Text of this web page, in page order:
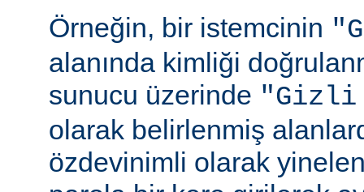
Örneğin, bir istemcinin
alanında kimliği
sunucu üzerinde "Gizli
olarak belirlenmiş
özdevinimli olarak